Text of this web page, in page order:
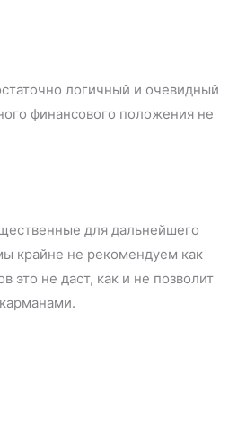
логичный и очевидный
финансового положения не
событий.
для дальнейшего
крайне не рекомендуем как
это не даст, как и не позволит
карманами.